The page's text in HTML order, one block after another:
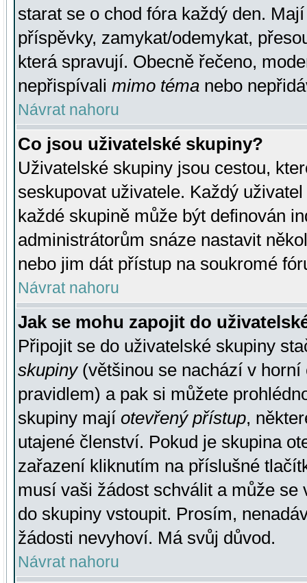
starat se o chod fóra každý den.
příspěvky, zamykat/odemykat,
která spravují. Obecně řečeno,
nepřispívali mimo téma nebo
Návrat nahoru
Co jsou uživatelské skupiny?
Uživatelské skupiny jsou cestou,
seskupovat uživatele. Každý
každé skupině může být definován
administrátorům snáze nastavit
nebo jim dát přístup na soukromé
Návrat nahoru
Jak se mohu zapojit do
Připojit se do uživatelské skupiny
skupiny(většinou se nachází v horní
pravidlem) a pak si můžete
skupiny mají otevřený přístup,
utajené členství. Pokud je skupina
zařazení kliknutím na příslušné
musí vaši žádost schválit a může se
do skupiny vstoupit. Prosím,
žádosti nevyhoví. Má svůj důvod.
Návrat nahoru